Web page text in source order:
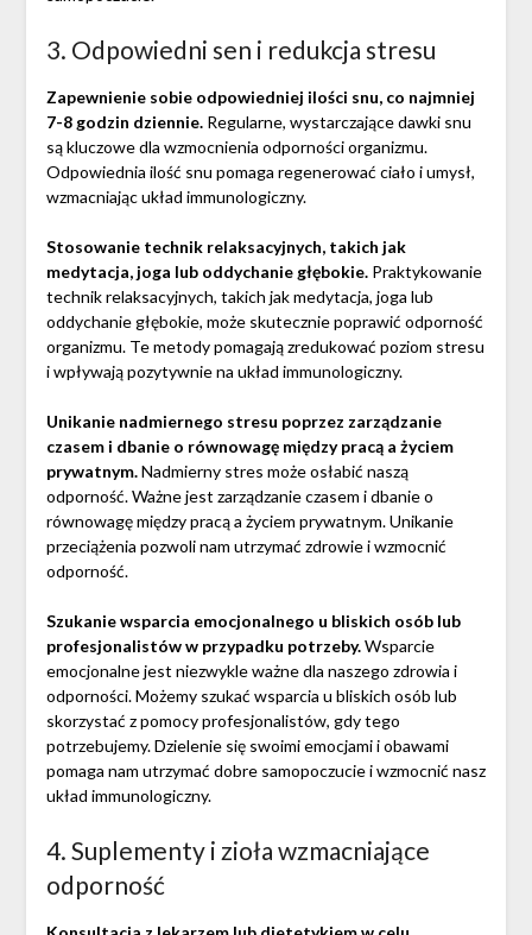
3. Odpowiedni sen i redukcja stresu
Zapewnienie sobie odpowiedniej ilości snu, co najmniej
7-8 godzin dziennie.Regularne, wystarczające dawki snu
są kluczowe dla wzmocnienia odporności organizmu.
Odpowiednia ilość snu pomaga regenerować ciało i umysł,
wzmacniając układ immunologiczny.
Stosowanie technik relaksacyjnych, takich jak
medytacja, joga lub oddychanie głębokie.Praktykowanie
technik relaksacyjnych, takich jak medytacja, joga lub
oddychanie głębokie, może skutecznie poprawić odporność
organizmu. Te metody pomagają zredukować poziom stresu
i wpływają pozytywnie na układ immunologiczny.
Unikanie nadmiernego stresu poprzez zarządzanie
czasem i dbanie o równowagę między pracą a życiem
prywatnym.Nadmierny stres może osłabić naszą
odporność. Ważne jest zarządzanie czasem i dbanie o
równowagę między pracą a życiem prywatnym. Unikanie
przeciążenia pozwoli nam utrzymać zdrowie i wzmocnić
odporność.
Szukanie wsparcia emocjonalnego u bliskich osób lub
profesjonalistów w przypadku potrzeby.Wsparcie
emocjonalne jest niezwykle ważne dla naszego zdrowia i
odporności. Możemy szukać wsparcia u bliskich osób lub
skorzystać z pomocy profesjonalistów, gdy tego
potrzebujemy. Dzielenie się swoimi emocjami i obawami
pomaga nam utrzymać dobre samopoczucie i wzmocnić nasz
układ immunologiczny.
4. Suplementy i zioła wzmacniające
odporność